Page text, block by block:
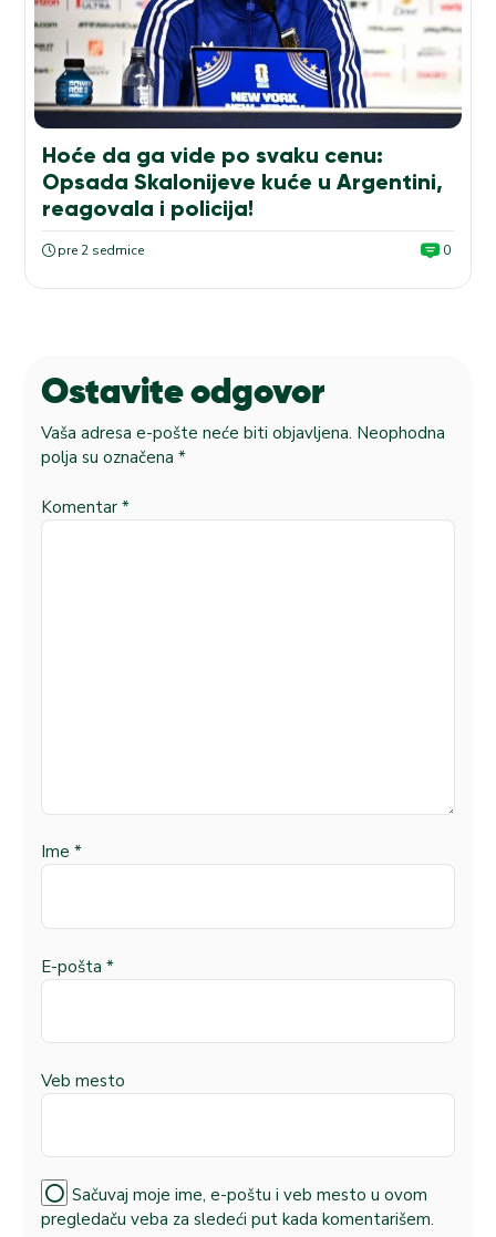
Hoće da ga vide po svaku cenu:
Opsada Skalonijeve kuće u Argentini,
reagovala i policija!
pre 2 sedmice 0
Ostavite odgovor
Vaša adresa e-pošte neće biti objavljena. Neophodna
polja su označena *
Komentar *
Ime *
E-pošta *
Veb mesto
Sačuvaj moje ime, e-poštu i veb mesto u ovom
pregledaču veba za sledeći put kada komentarišem.